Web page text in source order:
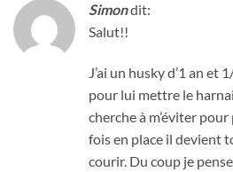
Simondit:
Salut!!
J’ai un husky d’1 an et
pour lui mettre le
cherche à m’éviter
fois en place il devient
courir. Du coup je